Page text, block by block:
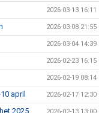
2026-03-13 16:11
2026-03-08 21:55
2026-03-04 14:39
2026-02-23 16:15
2026-02-19 08:14
april 2026-02-17 12:30
2025